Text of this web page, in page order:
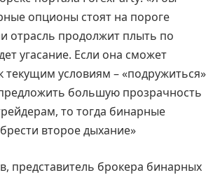
опционы стоят на пороге
отрасль продолжит плыть по
угасание. Если она сможет
текущим условиям – «подружиться»
большую прозрачность
то тогда бинарные
второе дыхание»
представитель брокера бинарных